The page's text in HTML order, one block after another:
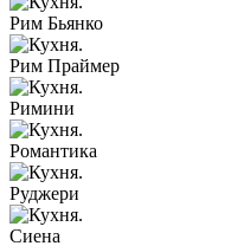
Рим Бьянко
Рим Праймер
Римини
Романтика
Руджери
Сиена